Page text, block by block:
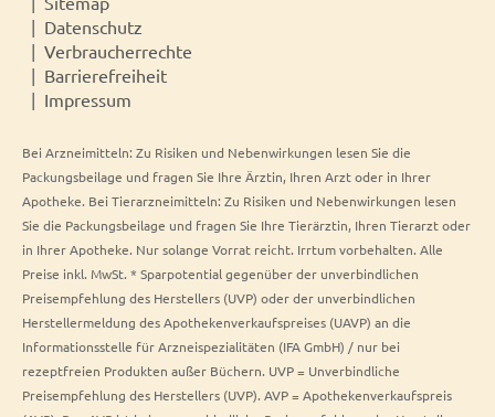
Datenschutz
Verbraucherrechte
Barrierefreiheit
Impressum
Bei Arzneimitteln: Zu Risiken und Nebenwirkungen lesen Sie die
Packungsbeilage und fragen Sie Ihre Ärztin, Ihren Arzt oder in Ihrer
Apotheke. Bei Tierarzneimitteln: Zu Risiken und Nebenwirkungen lesen
Sie die Packungsbeilage und fragen Sie Ihre Tierärztin, Ihren Tierarzt oder
in Ihrer Apotheke. Nur solange Vorrat reicht. Irrtum vorbehalten. Alle
Preise inkl. MwSt. * Sparpotential gegenüber der unverbindlichen
Preisempfehlung des Herstellers (UVP) oder der unverbindlichen
Herstellermeldung des Apothekenverkaufspreises (UAVP) an die
Informationsstelle für Arzneispezialitäten (IFA GmbH) / nur bei
rezeptfreien Produkten außer Büchern. UVP = Unverbindliche
Preisempfehlung des Herstellers (UVP). AVP = Apothekenverkaufspreis